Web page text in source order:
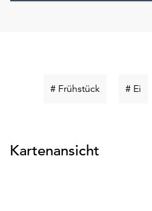
# FrühstückSchlüsselwort
# Ei
Kartenansicht